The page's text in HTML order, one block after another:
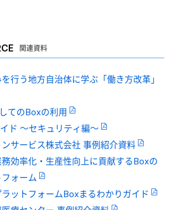
関連資料
行う地方自治体に学ぶ「働き方改革」
てのBoxの利用
ド 〜セキュリティ編〜
サービス株式会社 事例紹介資料
効率化・生産性向上に貢献するBoxの
ォーム
ットフォームBoxまるわかりガイド